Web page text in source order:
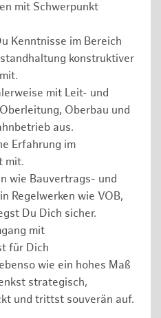
mit Schwerpunkt
Kenntnisse im Bereich
konstruktiver
mit Leit- und
Oberbau und
aus.
Erfahrung im
mit.
wie Bauvertrags- und
Regelwerken wie VOB,
Du Dich sicher.
mit
für Dich
wie ein hohes Maß
strategisch,
und trittst souverän auf.